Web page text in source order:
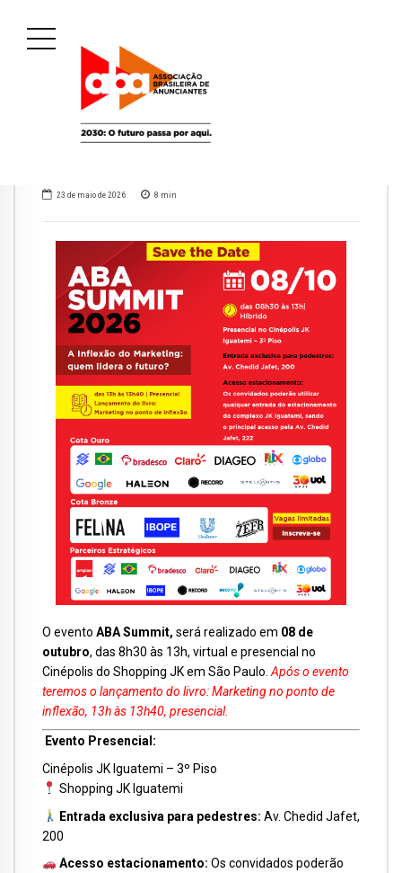
23 de maio de 2026 8 min
O evento ABA Summit, será realizado em 08 de
outubro, das 8h30 às 13h, virtual e presencial no
Cinépolis do Shopping JK em São Paulo.Após o evento
teremos o lançamento do livro: Marketing no ponto de
inflexão, 13h às 13h40, presencial.
Evento Presencial:
Cinépolis JK Iguatemi – 3º Piso
Shopping JK Iguatemi
Entrada exclusiva para pedestres: Av. Chedid Jafet,
200
Acesso estacionamento: Os convidados poderão